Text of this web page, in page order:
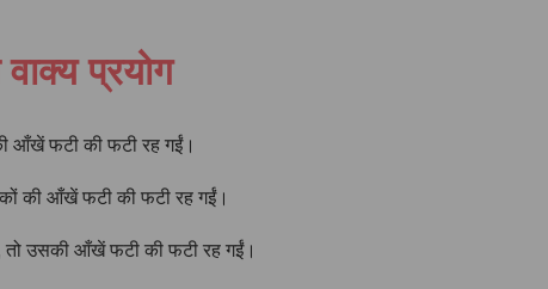
प्रयोग
आँखें फटी की फटी रह गईं।
की आँखें फटी की फटी रह गईं।
तो उसकी आँखें फटी की फटी रह गईं।